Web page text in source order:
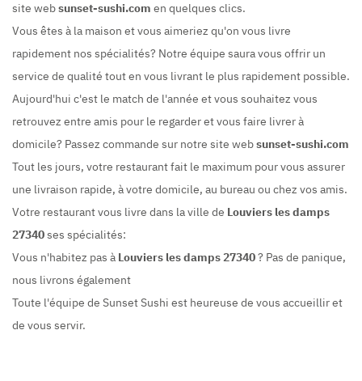
site websunset-sushi.com en quelques clics.
Vous êtes à la maison et vous aimeriez qu'on vous livre
rapidement nos spécialités? Notre équipe saura vous offrir un
service de qualité tout en vous livrant le plus rapidement possible.
Aujourd'hui c'est le match de l'année et vous souhaitez vous
retrouvez entre amis pour le regarder et vous faire livrer à
domicile? Passez commande sur notre site websunset-sushi.com
Tout les jours, votre restaurant fait le maximum pour vous assurer
une livraison rapide, à votre domicile, au bureau ou chez vos amis.
Votre restaurant vous livre dans la ville de Louviers les damps
27340ses spécialités:
Vous n'habitez pas à Louviers les damps 27340? Pas de panique,
nous livrons également
Toute l'équipe de Sunset Sushi est heureuse de vous accueillir et
de vous servir.